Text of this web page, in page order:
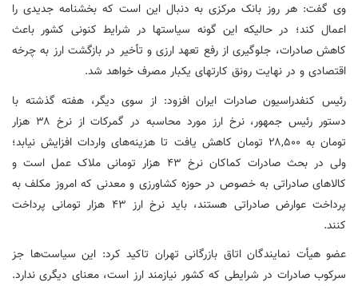
وی گفت: هر روز بانک مرکزی به دنبال این است که بخشنامه جدیدی را
اعمال کند؛ در حالیکهاین گونه سیاستها در شرایط کنونی کشور باعث
کاهش صادرات، جلوگیری از رفع تعهد ارزی و تأخیر در بازگشت ارز به چرخه
اقتصادی و در نهایت رونق کارتهای یکبار مصرف خواهد شد.
رئیس کنفدراسیون صادرات ایران افزود: از سوی دیگر، هفته گذشته با
دستور رئیس جمهور، نرخ ارز مورد محاسبه در گمرکات از نرخ ۳۸ هزار
تومان به ۲۸,۵۰۰ تومان کاهش یافت تا هزینه‌های واردات افزایش نیابد؛
ولی در بحث صادرات کماکان نرخ ۴۳ هزار تومانی ملاک عمل است و
کالاهای صادراتی به خصوص در حوزه کشاورزی و معدنی که امروز مکلف به
پرداخت عوارض صادراتی هستند، باید نرخ ارز ۴۳ هزار تومانی پرداخت
کنند.
عضو هیأت نمایندگان اتاق بازرگانی تهران تاکید کرد: این سیاست‌ها جز
سرکوب صادرات در شرایطی که کشور نیازمند ارز است، معنای دیگری ندارد.